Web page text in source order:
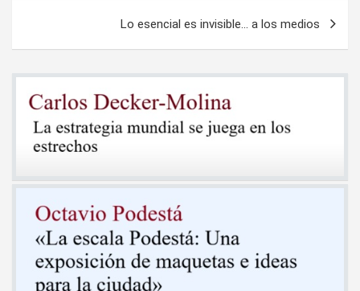
Lo esencial es invisible… a los medios